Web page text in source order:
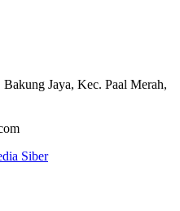
Jaya, Kec. Paal Merah,
Siber